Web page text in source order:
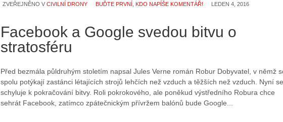
ZVEŘEJNĚNO V CIVILNÍ DRONY BUĎTE PRVNÍ, KDO NAPÍŠE KOMENTÁŘ! LEDEN 4, 2016
Facebook a Google svedou bitvu o
stratosféru
Před bezmála půldruhým stoletím napsal Jules Verne román Robur Dobyvatel, v němž
spolu potýkají zastánci létajících strojů lehčích než vzduch a těžších než vzduch. Nyní se
schyluje k pokračování bitvy. Roli pokrokového, ale poněkud výstředního Robura chce
sehrát Facebook, zatímco zpátečnickým přívržem balónů bude Google...